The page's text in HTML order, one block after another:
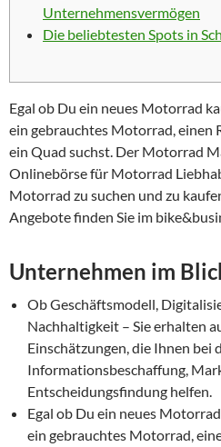
Unternehmensvermögen
Die beliebtesten Spots in
Egal ob Du ein neues Motorrad
ein gebrauchtes Motorrad, einen
ein Quad suchst. Der Motorrad
Onlinebörse für Motorrad
Motorrad zu suchen und zu
Angebote finden Sie im
Unternehmen im
Ob Geschäftsmodell,
Nachhaltigkeit – Sie erhalten
Einschätzungen, die Ihnen bei
Informationsbeschaffung,
Entscheidungsfindung helfen.
Egal ob Du ein neues
ein gebrauchtes Motorrad,